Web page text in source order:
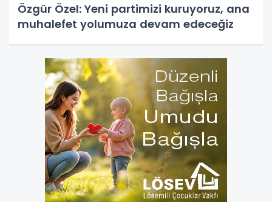
Özgür Özel: Yeni partimizi kuruyoruz, ana
muhalefet yolumuza devam edeceğiz